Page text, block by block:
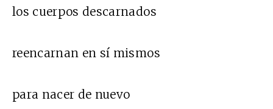
los cuerpos descarnados
reencarnan en sí mismos
para nacer de nuevo